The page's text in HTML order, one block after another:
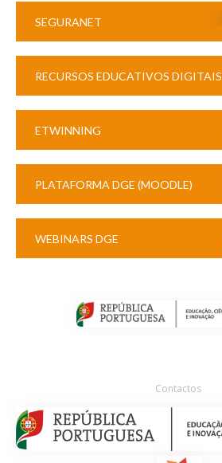
SEGURANET
RECURSOS EDUCATIVOS DIGITAIS
ETWINNING
PLATAFORMA DGE (MOODLE)
WEBINARS DGE
Contactos